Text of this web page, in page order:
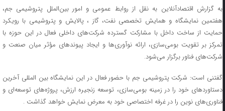
به گزارش اقتصادآنلاین به نقل از روابط عمومی و امور بین‌الملل پتروشیمی جم،
هفتمین نمایشگاه و همایش تخصصی نفت، گاز ، پالایش و پتروشیمی با رویکرد
حمایت از ساخت داخل با مشارکت گسترده شرکت‌های داخلی فعال در این حوزه با
تمرکز بر تقویت بومی‌سازی، ارائه نوآوری‌ها و ایجاد پیوندهای مؤثر میان صنعت و
شرکت‌های فناور برگزار می‌شود.
گفتنی است: شرکت پتروشیمی جم با حضور فعال در این نمایشگاه بین المللی آخرین
دستاوردهای خود را در زمینه بومی‌سازی، توسعه زنجیره ارزش، پروژه‌های توسعه‌ای و
فناوری‌های نوین را در غرفه اختصاصی خود به معرض نمایش خواهد گذاشت .